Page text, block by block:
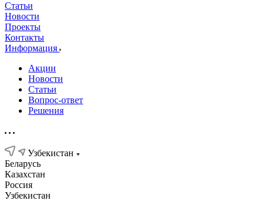
Статьи
Новости
Проекты
Контакты
Информация
Акции
Новости
Статьи
Вопрос-ответ
Решения
Узбекистан
Беларусь
Казахстан
Россия
Узбекистан